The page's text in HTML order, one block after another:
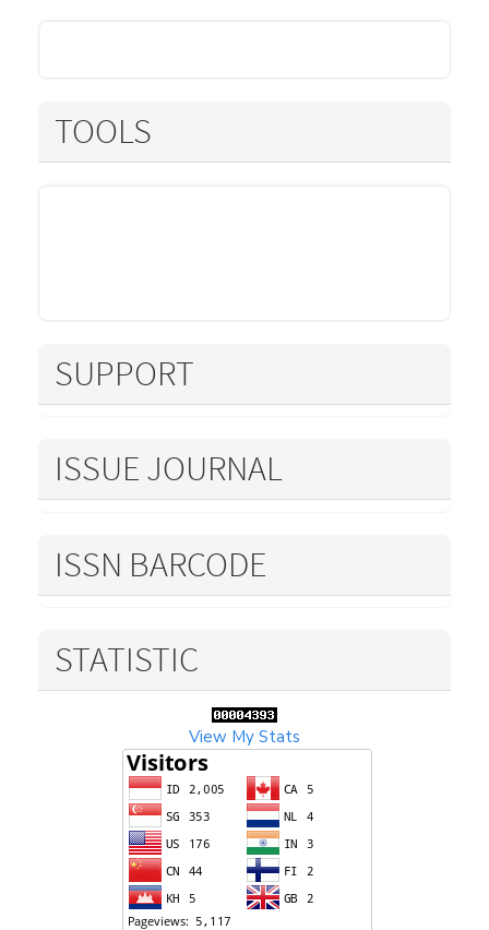
TOOLS
SUPPORT
ISSUE JOURNAL
ISSN BARCODE
STATISTIC
View My Stats